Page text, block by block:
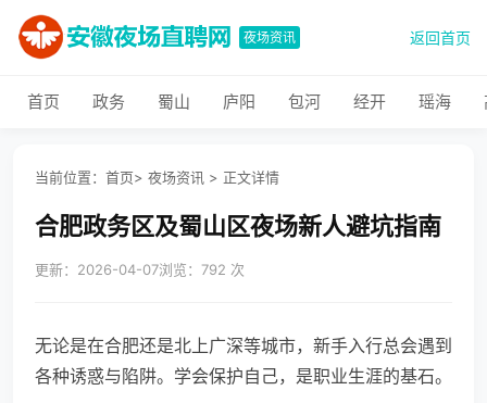
夜场资讯 返回首页
首页 政务 蜀山 庐阳 包河 经开 瑶海
当前位置： 首页> 夜场资讯 > 正文详情
合肥政务区及蜀山区夜场新人避坑指南
更新：2026-04-07浏览：792 次
无论是在合肥还是北上广深等城市，新手入行总会遇到
各种诱惑与陷阱。学会保护自己，是职业生涯的基石。